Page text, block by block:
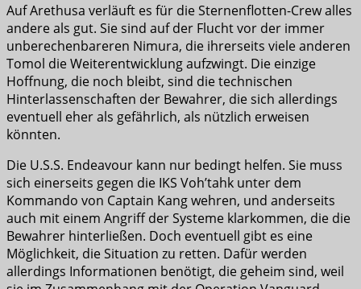
Auf Arethusa verläuft es für die Sternenflotten-Crew alles
andere als gut. Sie sind auf der Flucht vor der immer
unberechenbareren Nimura, die ihrerseits viele anderen
Tomol die Weiterentwicklung aufzwingt. Die einzige
Hoffnung, die noch bleibt, sind die technischen
Hinterlassenschaften der Bewahrer, die sich allerdings
eventuell eher als gefährlich, als nützlich erweisen
könnten.
Die U.S.S. Endeavour kann nur bedingt helfen. Sie muss
sich einerseits gegen die IKS Voh’tahk unter dem
Kommando von Captain Kang wehren, und anderseits
auch mit einem Angriff der Systeme klarkommen, die die
Bewahrer hinterließen. Doch eventuell gibt es eine
Möglichkeit, die Situation zu retten. Dafür werden
allerdings Informationen benötigt, die geheim sind, weil